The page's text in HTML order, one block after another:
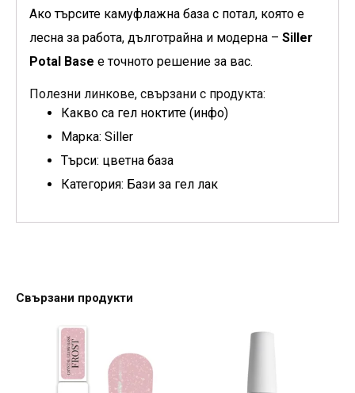
Ако търсите камуфлажна база с потал, която е
лесна за работа, дълготрайна и модерна – Siller
Potal Base е точното решение за вас.
Полезни линкове, свързани с продукта:
Какво са гел ноктите (инфо)
Марка: Siller
Търси: цветна база
Категория: Бази за гел лак
Свързани продукти